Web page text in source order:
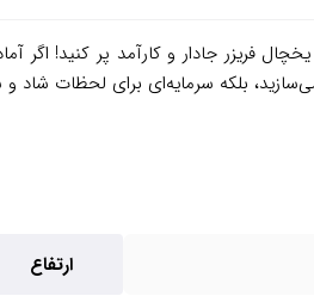
فریزر جادار و کارآمد پر کنید! اگر
ارتفاع